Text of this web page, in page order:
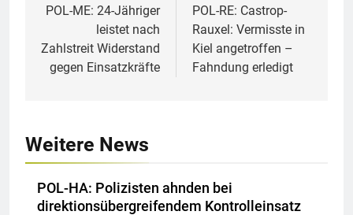
POL-ME: 24-Jähriger
leistet nach
Zahlstreit Widerstand
gegen Einsatzkräfte
POL-RE: Castrop-
Rauxel: Vermisste in
Kiel angetroffen –
Fahndung erledigt
Weitere News
POL-HA: Polizisten ahnden bei
direktionsübergreifendem Kontrolleinsatz